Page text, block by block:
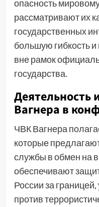
опасность
рассматривают их
государственных
большую гибкость
вне рамок
государства.
Деятельность
Вагнера в
ЧВК Вагнера
которые
службы в обмен на
обеспечивают
России за
против